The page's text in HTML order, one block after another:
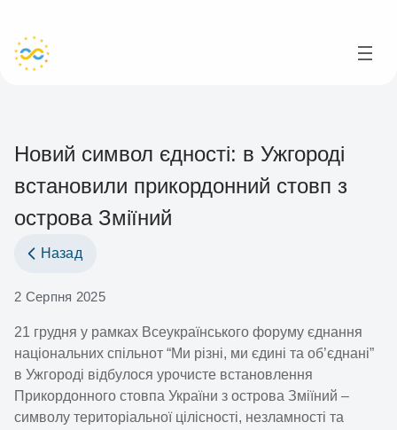
Новий символ єдності: в Ужгороді
встановили прикордонний стовп з
острова Зміїний
Назад
2 Серпня 2025
21 грудня у рамках Всеукраїнського форуму єднання
національних спільнот “Ми різні, ми єдині та об’єднані”
в Ужгороді відбулося урочисте встановлення
Прикордонного стовпа України з острова Зміїний –
символу територіальної цілісності, незламності та